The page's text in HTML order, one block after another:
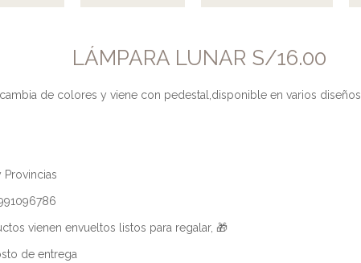
LÁMPARA LUNAR S/16.00
de colores y viene con pedestal,disponible en varios diseños.
Provincias
vienen envueltos listos para regalar, 🎁
de entrega